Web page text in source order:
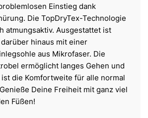
Einstieg dank
Die TopDryTex-Technologie
atmungsaktiv. Ausgestattet ist
hinaus mit einer
aus Mikrofaser. Die
ermöglicht langes Gehen und
ist die Komfortweite für alle normal
Deine Freiheit mit ganz viel
Füßen!